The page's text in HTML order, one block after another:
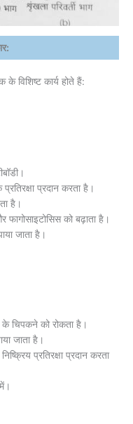
के विशिष्ट कार्य होते हैं:
प्रदान करता है।
है।
फागोसाइटोसिस को बढ़ाता है।
जाता है।
के चिपकने को रोकता है।
जाता है।
प्रतिरक्षा प्रदान करता